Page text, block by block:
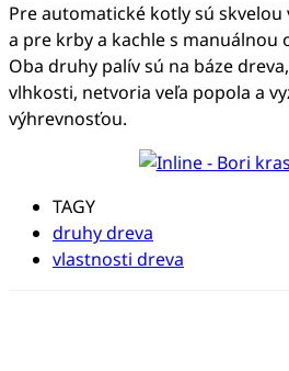
Pre automatické kotly sú
a pre krby a kachle s manuálnou
Oba druhy palív sú na báze
vlhkosti, netvoria veľa popola a
výhrevnosťou.
TAGY
druhy dreva
vlastnosti dreva